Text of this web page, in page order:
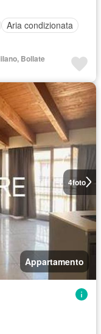
Aria condizionata
Bollate
4foto
Appartamento